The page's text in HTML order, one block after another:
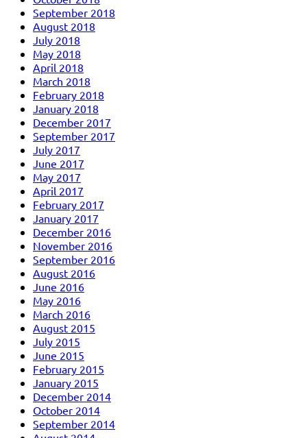
September 2018
August 2018
July 2018
May 2018
April 2018
March 2018
February 2018
January 2018
December 2017
September 2017
July 2017
June 2017
May 2017
April 2017
February 2017
January 2017
December 2016
November 2016
September 2016
August 2016
June 2016
May 2016
March 2016
August 2015
July 2015
June 2015
February 2015
January 2015
December 2014
October 2014
September 2014